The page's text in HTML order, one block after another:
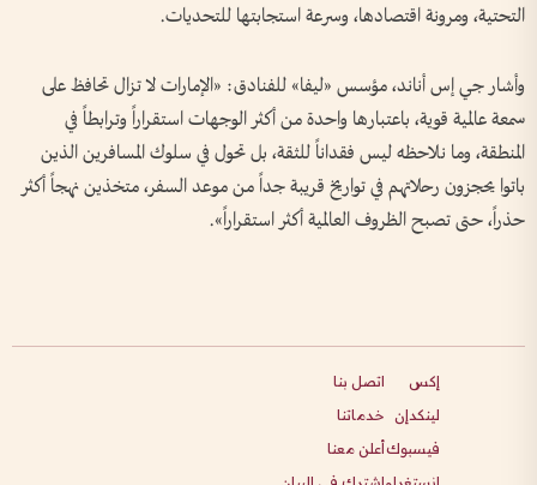
التحتية، ومرونة اقتصادها، وسرعة استجابتها للتحديات.
وأشار جي إس أناند، مؤسس «ليفا» للفنادق: «الإمارات لا تزال تحافظ على
سمعة عالمية قوية، باعتبارها واحدة من أكثر الوجهات استقراراً وترابطاً في
المنطقة، وما نلاحظه ليس فقداناً للثقة، بل تحول في سلوك المسافرين الذين
باتوا يحجزون رحلاتهم في تواريخ قريبة جداً من موعد السفر، متخذين نهجاً أكثر
حذراً، حتى تصبح الظروف العالمية أكثر استقراراً».
إكس
لينكدإن
فيسبوك
اتصل بنا
خدماتنا
أعلن معنا